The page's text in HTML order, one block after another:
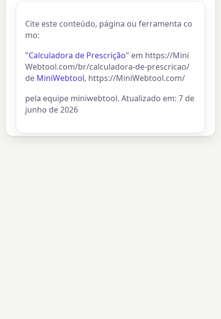
Cite este conteúdo, página ou ferramenta co
mo:
"Calculadora de Prescrição" em https://Mini
Webtool.com/br/calculadora-de-prescricao/
de MiniWebtool, https://MiniWebtool.com/
pela equipe miniwebtool. Atualizado em: 7 de
junho de 2026